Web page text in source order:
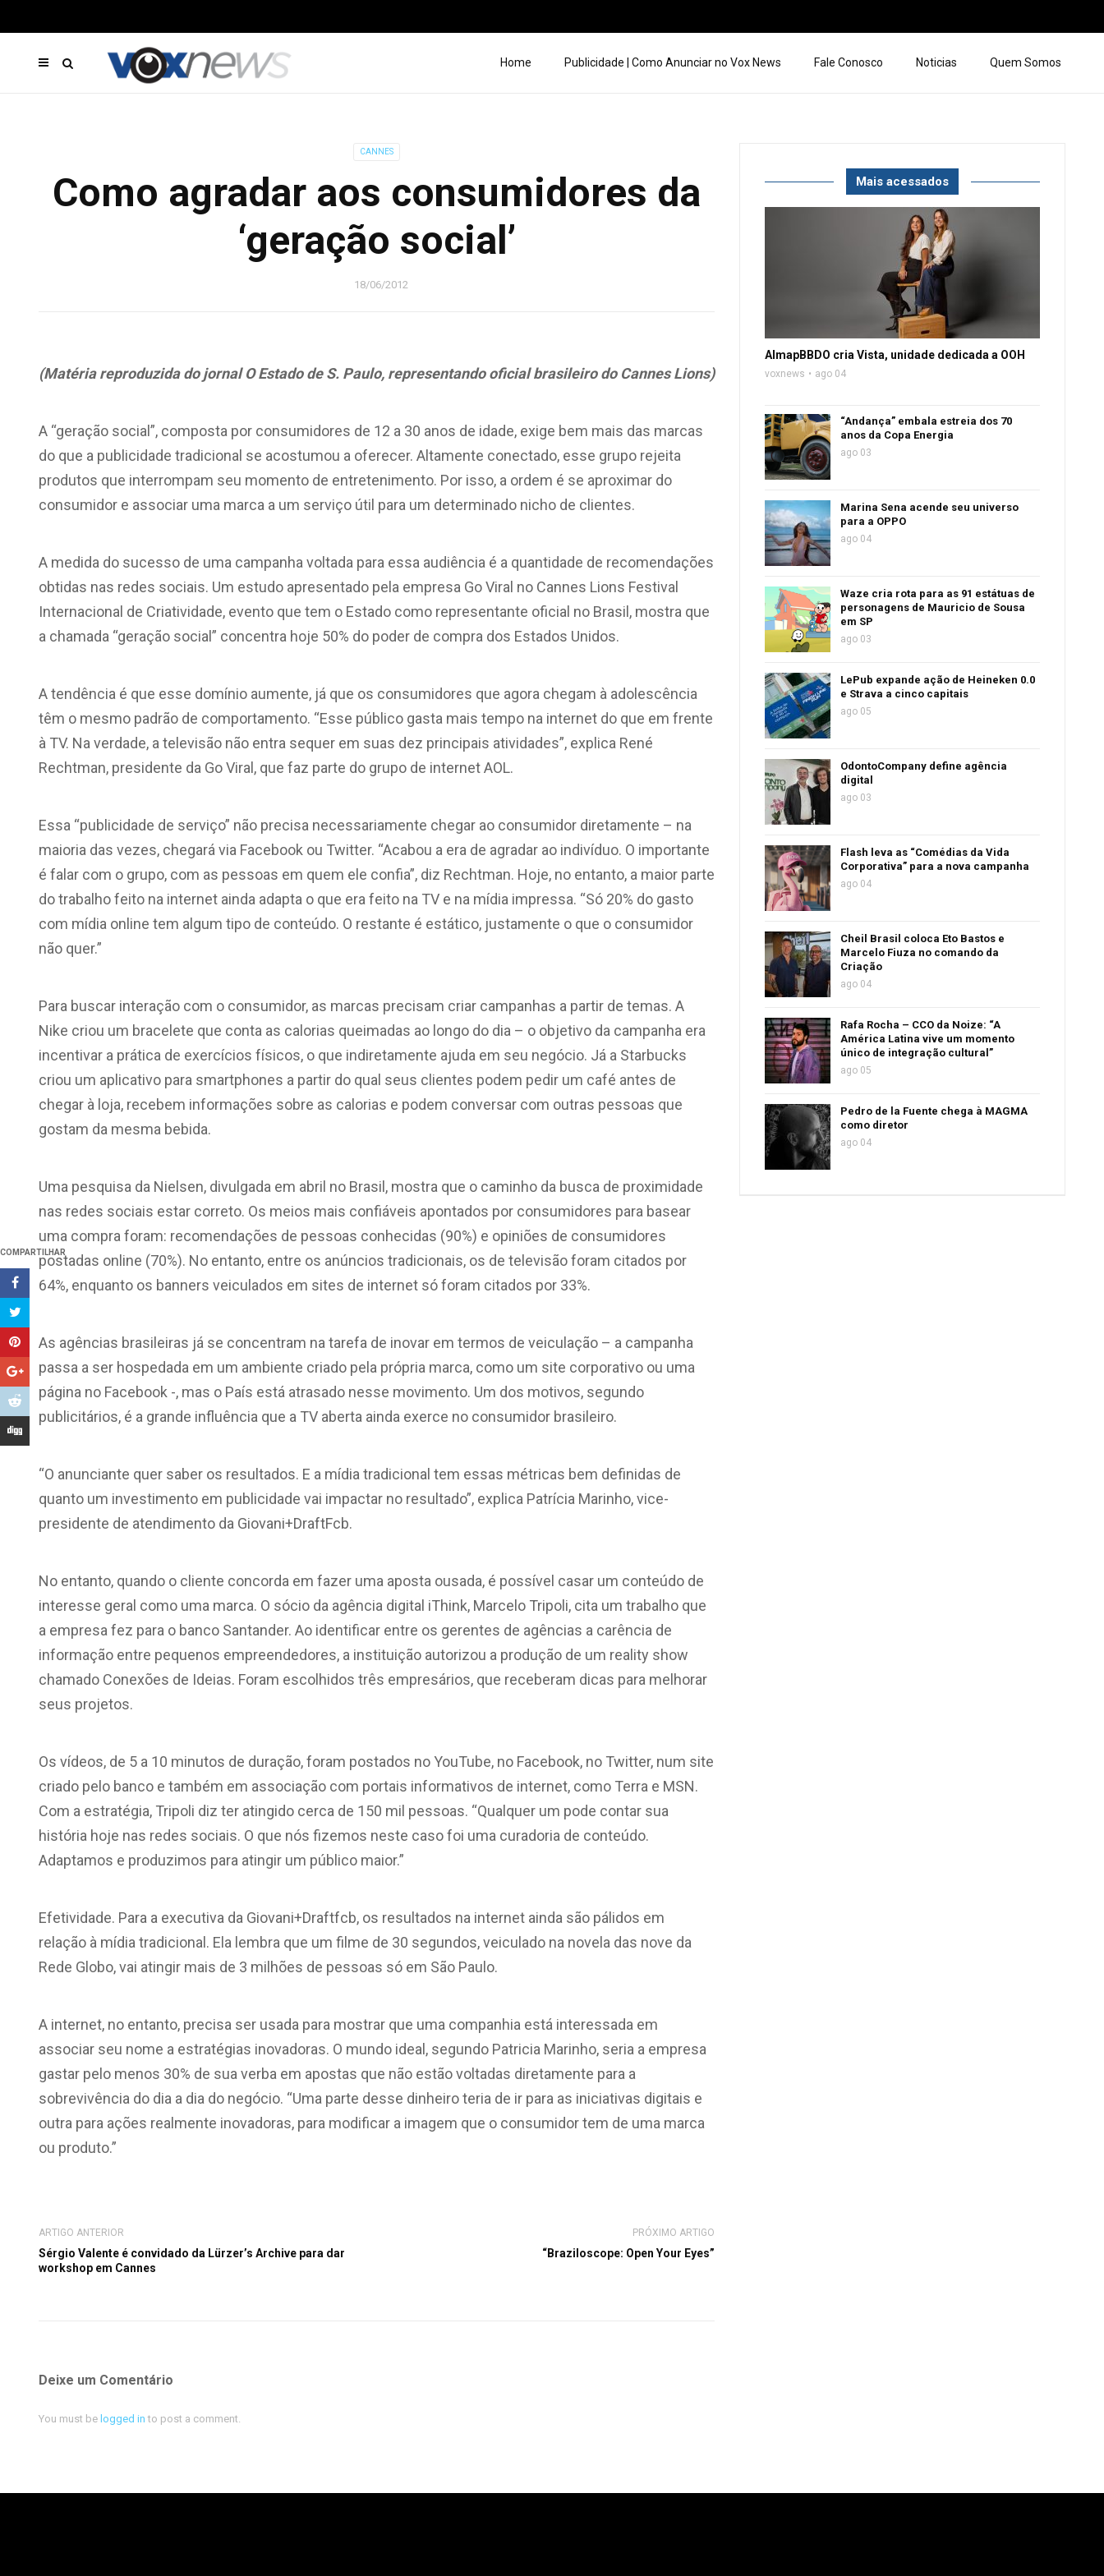
Home Publicidade | Como Anunciar no Vox News Fale Conosco Noticias Quem Somos
CANNES
Como agradar aos consumidores da
‘geração social’
18/06/2012
COMPARTILHAR
(Matéria reproduzida do jornal O Estado de S. Paulo, representando oficial brasileiro do Cannes Lions)
A “geração social”, composta por consumidores de 12 a 30 anos de idade, exige bem mais das marcas
do que a publicidade tradicional se acostumou a oferecer. Altamente conectado, esse grupo rejeita
produtos que interrompam seu momento de entretenimento. Por isso, a ordem é se aproximar do
consumidor e associar uma marca a um serviço útil para um determinado nicho de clientes.
A medida do sucesso de uma campanha voltada para essa audiência é a quantidade de recomendações
obtidas nas redes sociais. Um estudo apresentado pela empresa Go Viral no Cannes Lions Festival
Internacional de Criatividade, evento que tem o Estado como representante oficial no Brasil, mostra que
a chamada “geração social” concentra hoje 50% do poder de compra dos Estados Unidos.
A tendência é que esse domínio aumente, já que os consumidores que agora chegam à adolescência
têm o mesmo padrão de comportamento. “Esse público gasta mais tempo na internet do que em frente
à TV. Na verdade, a televisão não entra sequer em suas dez principais atividades”, explica René
Rechtman, presidente da Go Viral, que faz parte do grupo de internet AOL.
Essa “publicidade de serviço” não precisa necessariamente chegar ao consumidor diretamente – na
maioria das vezes, chegará via Facebook ou Twitter. “Acabou a era de agradar ao indivíduo. O importante
é falar com o grupo, com as pessoas em quem ele confia”, diz Rechtman. Hoje, no entanto, a maior parte
do trabalho feito na internet ainda adapta o que era feito na TV e na mídia impressa. “Só 20% do gasto
com mídia online tem algum tipo de conteúdo. O restante é estático, justamente o que o consumidor
não quer.”
Para buscar interação com o consumidor, as marcas precisam criar campanhas a partir de temas. A
Nike criou um bracelete que conta as calorias queimadas ao longo do dia – o objetivo da campanha era
incentivar a prática de exercícios físicos, o que indiretamente ajuda em seu negócio. Já a Starbucks
criou um aplicativo para smartphones a partir do qual seus clientes podem pedir um café antes de
chegar à loja, recebem informações sobre as calorias e podem conversar com outras pessoas que
gostam da mesma bebida.
Uma pesquisa da Nielsen, divulgada em abril no Brasil, mostra que o caminho da busca de proximidade
nas redes sociais estar correto. Os meios mais confiáveis apontados por consumidores para basear
uma compra foram: recomendações de pessoas conhecidas (90%) e opiniões de consumidores
postadas online (70%). No entanto, entre os anúncios tradicionais, os de televisão foram citados por
64%, enquanto os banners veiculados em sites de internet só foram citados por 33%.
As agências brasileiras já se concentram na tarefa de inovar em termos de veiculação – a campanha
passa a ser hospedada em um ambiente criado pela própria marca, como um site corporativo ou uma
página no Facebook -, mas o País está atrasado nesse movimento. Um dos motivos, segundo
publicitários, é a grande influência que a TV aberta ainda exerce no consumidor brasileiro.
“O anunciante quer saber os resultados. E a mídia tradicional tem essas métricas bem definidas de
quanto um investimento em publicidade vai impactar no resultado”, explica Patrícia Marinho, vice-
presidente de atendimento da Giovani+DraftFcb.
No entanto, quando o cliente concorda em fazer uma aposta ousada, é possível casar um conteúdo de
interesse geral como uma marca. O sócio da agência digital iThink, Marcelo Tripoli, cita um trabalho que
a empresa fez para o banco Santander. Ao identificar entre os gerentes de agências a carência de
informação entre pequenos empreendedores, a instituição autorizou a produção de um reality show
chamado Conexões de Ideias. Foram escolhidos três empresários, que receberam dicas para melhorar
seus projetos.
Os vídeos, de 5 a 10 minutos de duração, foram postados no YouTube, no Facebook, no Twitter, num site
criado pelo banco e também em associação com portais informativos de internet, como Terra e MSN.
Com a estratégia, Tripoli diz ter atingido cerca de 150 mil pessoas. “Qualquer um pode contar sua
história hoje nas redes sociais. O que nós fizemos neste caso foi uma curadoria de conteúdo.
Adaptamos e produzimos para atingir um público maior.”
Efetividade. Para a executiva da Giovani+Draftfcb, os resultados na internet ainda são pálidos em
relação à mídia tradicional. Ela lembra que um filme de 30 segundos, veiculado na novela das nove da
Rede Globo, vai atingir mais de 3 milhões de pessoas só em São Paulo.
A internet, no entanto, precisa ser usada para mostrar que uma companhia está interessada em
associar seu nome a estratégias inovadoras. O mundo ideal, segundo Patricia Marinho, seria a empresa
gastar pelo menos 30% de sua verba em apostas que não estão voltadas diretamente para a
sobrevivência do dia a dia do negócio. “Uma parte desse dinheiro teria de ir para as iniciativas digitais e
outra para ações realmente inovadoras, para modificar a imagem que o consumidor tem de uma marca
ou produto.”
ARTIGO ANTERIOR
Sérgio Valente é convidado da Lürzer’s Archive para dar
workshop em Cannes
PRÓXIMO ARTIGO
“Braziloscope: Open Your Eyes”
Deixe um Comentário
You must be logged in to post a comment.
Mais acessados
AlmapBBDO cria Vista, unidade dedicada a OOH
voxnews ago 04
“Andança” embala estreia dos 70
anos da Copa Energia
ago 03
Marina Sena acende seu universo
para a OPPO
ago 04
Waze cria rota para as 91 estátuas de
personagens de Mauricio de Sousa
em SP
ago 03
LePub expande ação de Heineken 0.0
e Strava a cinco capitais
ago 05
OdontoCompany define agência
digital
ago 03
Flash leva as “Comédias da Vida
Corporativa” para a nova campanha
ago 04
Cheil Brasil coloca Eto Bastos e
Marcelo Fiuza no comando da
Criação
ago 04
Rafa Rocha – CCO da Noize: “A
América Latina vive um momento
único de integração cultural”
ago 05
Pedro de la Fuente chega à MAGMA
como diretor
ago 04